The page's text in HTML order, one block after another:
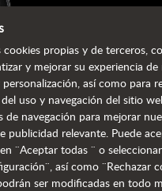
cookies propias y de terceros,
y mejorar su experiencia de
así como para
uso y navegación del sitio
de navegación para mejorar
publicidad relevante. Puede
¨Aceptar todas ¨ o
así como ¨Rechazar
ser modificadas en todo